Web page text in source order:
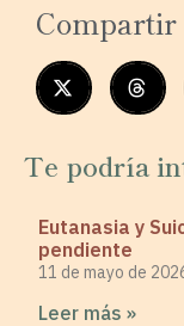
Compartir
Te podría
Eutanasia y
pendiente
11 de mayo de
Leer más »